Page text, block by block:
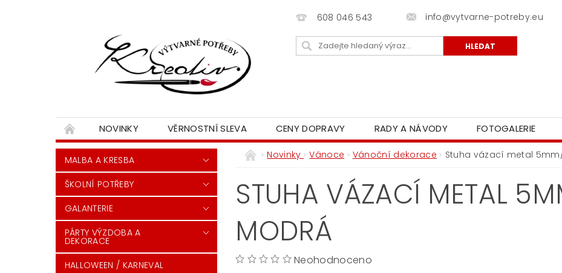
608 046 543 info@vytvarne-potreby.eu
NOVINKY VĚRNOSTNÍ SLEVA CENY DOPRAVY RADY A NÁVODY FOTOGALERIE
MALBA A KRESBA
ŠKOLNÍ POTŘEBY
GALANTERIE
PÁRTY VÝZDOBA A
DEKORACE
HALLOWEEN / KARNEVAL
Novinky Vánoce Vánoční dekorace Stuha vázací metal
STUHA VÁZACÍ METAL
MODRÁ
Neohodnoceno